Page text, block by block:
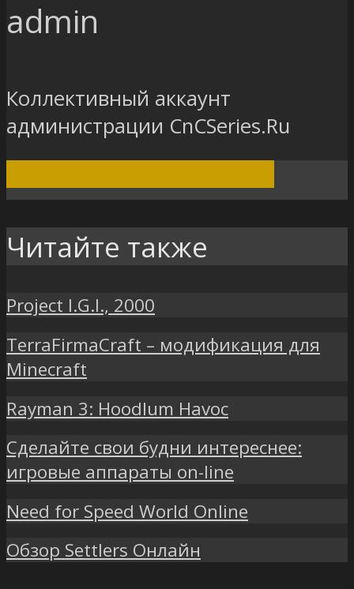
admin
Коллективный аккаунт
администрации CnCSeries.Ru
Читайте также
Project I.G.I., 2000
TerraFirmaCraft – модификация для
Minecraft
Rayman 3: Hoodlum Havoc
Сделайте свои будни интереснее:
игровые аппараты on-line
Need for Speed World Online
Обзор Settlers Онлайн